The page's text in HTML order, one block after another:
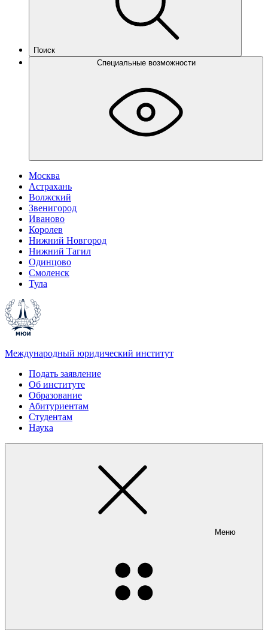
Поиск
Специальные возможности
Москва
Астрахань
Волжский
Звенигород
Иваново
Королев
Нижний Новгород
Нижний Тагил
Одинцово
Смоленск
Тула
Международный юридический институт
Подать заявление
Об институте
Образование
Абитуриентам
Студентам
Наука
Меню